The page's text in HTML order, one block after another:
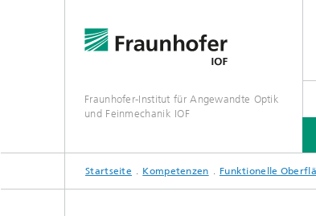
Fraunhofer-Institut für Angewandte Optik
und Feinmechanik IOF
DAS INSTITUT
KOMPETENZEN
VERANSTALTUNGEN
PUBLIKATIONEN
Startseite Kompetenzen Funktionelle